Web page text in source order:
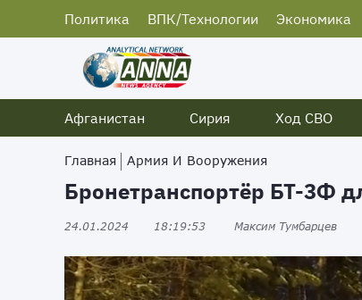
Политика ВПК/Технологии Экономика
Афганистан
Сирия Ход СВО
Главная Армия И Вооружения
Бронетранспортёр БТ-3Ф
24.01.2024 18:19:53 Максим Тумбарцев